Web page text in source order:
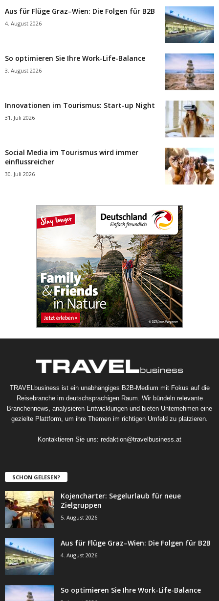
Aus für Flüge Graz–Wien: Die Folgen für B2B
4. August 2026
So optimieren Sie Ihre Work-Life-Balance
3. August 2026
Innovationen im Tourismus: Start-up Night
31. Juli 2026
Social Media im Tourismus wird immer
einflussreicher
30. Juli 2026
TRAVELbusiness ist ein unabhängiges B2B-Medium mit Fokus auf die
Reisebranche im deutschsprachigen Raum. Wir bündeln relevante
Branchennews, analysieren Entwicklungen und bieten Unternehmen eine
gezielte Plattform, um ihre Themen im richtigen Umfeld zu platzieren.
Kontaktieren Sie uns: redaktion@travelbusiness.at
SCHON GELESEN?
Kojencharter: Segelurlaub für neue
Zielgruppen
5. August 2026
Aus für Flüge Graz–Wien: Die Folgen für B2B
4. August 2026
So optimieren Sie Ihre Work-Life-Balance